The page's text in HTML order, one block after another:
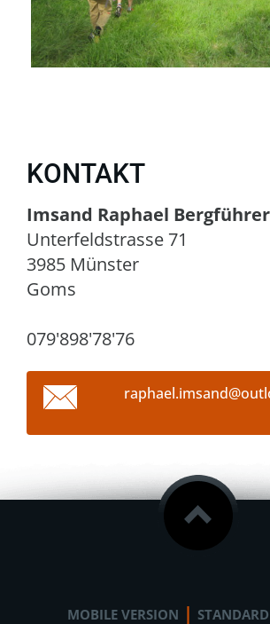
KONTAKT
Imsand Raphael
Unterfeldstrasse 71
3985 Münster
Goms
079'898'78'76
raphael.imsand@o
MOBILE VERSION |